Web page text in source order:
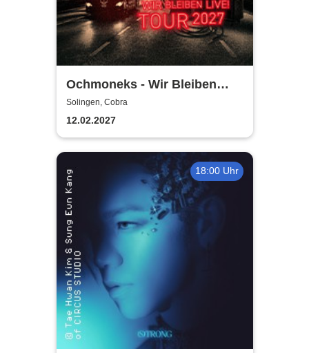
Ochmoneks - Wir Bleiben
Live! Tour 2027
Solingen, Cobra
12.02.2027
18:00 Uhr